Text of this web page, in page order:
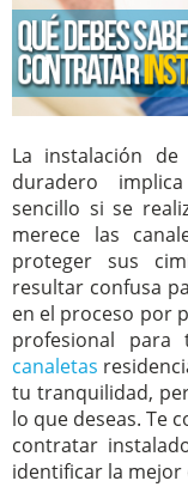
La instalación
duradero
sencillo si se
merece las
proteger sus
resultar confusa
en el proceso por
profesional para
canaletas
tu tranquilidad,
lo que deseas. Te
contratar
identificar la